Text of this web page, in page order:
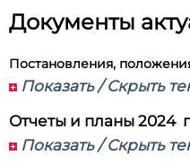
Документы
Постановления,
Показать / Скрыть
Отчеты и планы 2024
Показать / Скрыть